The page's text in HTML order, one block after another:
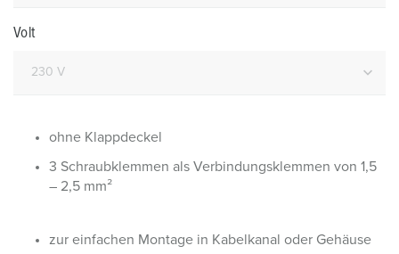
Volt
ohne Klappdeckel
3 Schraubklemmen als Verbindungsklemmen von 1,5
– 2,5 mm²
zur einfachen Montage in Kabelkanal oder Gehäuse